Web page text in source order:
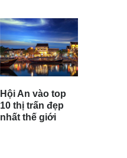
Hội An vào top
10 thị trấn đẹp
nhất thế giới